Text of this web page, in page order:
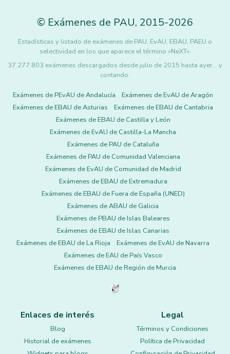
© Exámenes de PAU, 2015-2026
Estadísticas y listado de exámenes de PAU, EvAU, EBAU, PAEU o
selectividad en los que aparece el término «NeXT».
37.277.803 exámenes descargados desde julio de 2015 hasta ayer... y
contando.
Exámenes de PEvAU de Andalucía
Exámenes de EvAU de Aragón
Exámenes de EBAU de Asturias
Exámenes de EBAU de Cantabria
Exámenes de EBAU de Castilla y León
Exámenes de EvAU de Castilla-La Mancha
Exámenes de PAU de Cataluña
Exámenes de PAU de Comunidad Valenciana
Exámenes de EvAU de Comunidad de Madrid
Exámenes de EBAU de Extremadura
Exámenes de EBAU de Fuera de España (UNED)
Exámenes de ABAU de Galicia
Exámenes de PBAU de Islas Baleares
Exámenes de EBAU de Islas Canarias
Exámenes de EBAU de La Rioja
Exámenes de EvAU de Navarra
Exámenes de EAU de País Vasco
Exámenes de EBAU de Región de Murcia
Enlaces de interés
Blog
Historial de exámenes
Legal
Términos y Condiciones
Política de Privacidad